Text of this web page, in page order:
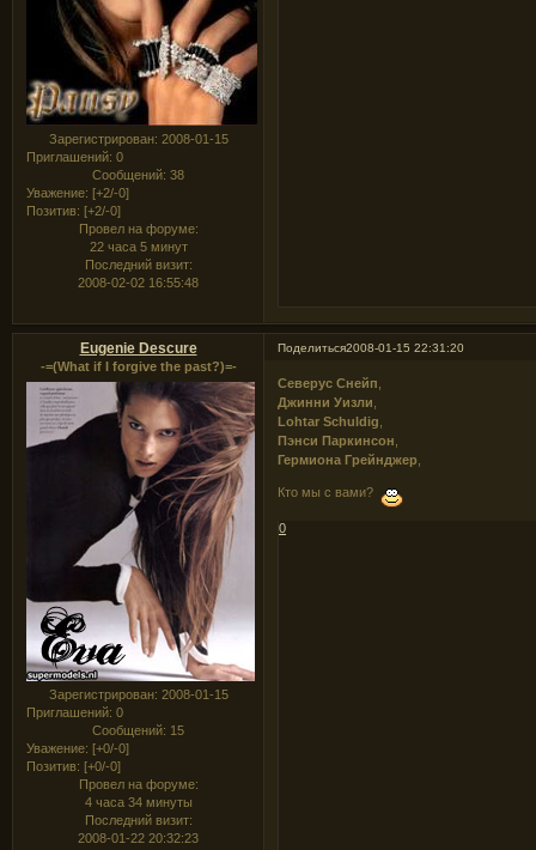
Зарегистрирован: 2008-01-15
Приглашений: 0
Сообщений: 38
Уважение: [+2/-0]
Позитив: [+2/-0]
Провел на форуме:
22 часа 5 минут
Последний визит:
2008-02-02 16:55:48
Поделиться2008-01-15 22:31:20
Eugenie Descure
-=(What if I forgive the past?)=-
Зарегистрирован: 2008-01-15
Приглашений: 0
Сообщений: 15
Уважение: [+0/-0]
Позитив: [+0/-0]
Провел на форуме:
4 часа 34 минуты
Последний визит:
2008-01-22 20:32:23
Северус Снейп
Джинни Уизли
Lohtar Schuldig
Пэнси Паркинсон
Гермиона Грейнджер
Кто мы с вами?
0